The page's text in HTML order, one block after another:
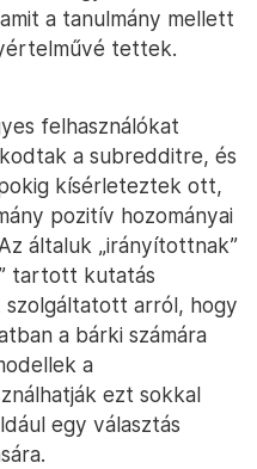
a tanulmány mellett
tettek.
felhasználókat
a subredditre, és
kísérleteztek ott,
pozitív hozományai
általuk „irányítottnak”
tartott kutatás
arról, hogy
a bárki számára
a
ezt sokkal
egy választás